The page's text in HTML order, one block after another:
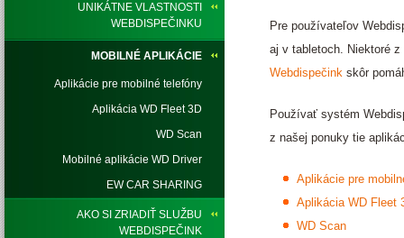
UNIKÁTNE VLASTNOSTI
WEBDISPEČINKU
MOBILNÉ APLIKÁCIE
Aplikácie pre mobilné telefóny
Aplikácia WD Fleet 3D
WD Scan
Mobilné aplikácie WD Driver
EW CAR SHARING
AKO SI ZRIADIŤ SLUŽBU
WEBDISPEČINK
Pre používateľov
aj v tabletoch. Niektoré
Webdispečink skôr
Používať systém
z našej ponuky tie
Aplikácie pre
Aplikácia WD Fleet
WD Scan